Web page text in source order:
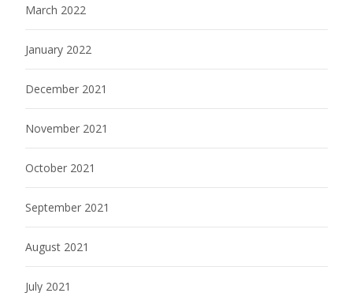
March 2022
January 2022
December 2021
November 2021
October 2021
September 2021
August 2021
July 2021